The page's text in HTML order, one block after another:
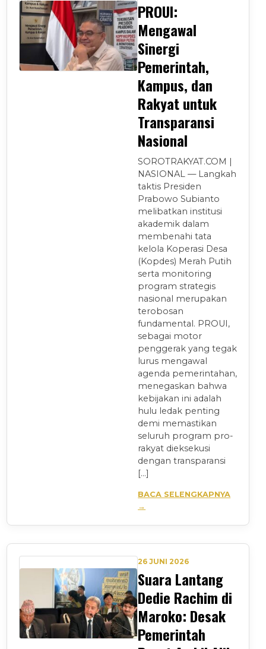
PROUI:
Mengawal
Sinergi
Pemerintah,
Kampus, dan
Rakyat untuk
Transparansi
Nasional
SOROTRAKYAT.COM |
NASIONAL — Langkah
taktis Presiden
Prabowo Subianto
melibatkan institusi
akademik dalam
membenahi tata
kelola Koperasi Desa
(Kopdes) Merah Putih
serta monitoring
program strategis
nasional merupakan
terobosan
fundamental. PROUI,
sebagai motor
penggerak yang tegak
lurus mengawal
agenda pemerintahan,
menegaskan bahwa
kebijakan ini adalah
hulu ledak penting
demi memastikan
seluruh program pro-
rakyat dieksekusi
dengan transparansi
[…]
BACA SELENGKAPNYA
→
26 JUNI 2026
Suara Lantang
Dedie Rachim di
Maroko: Desak
Pemerintah